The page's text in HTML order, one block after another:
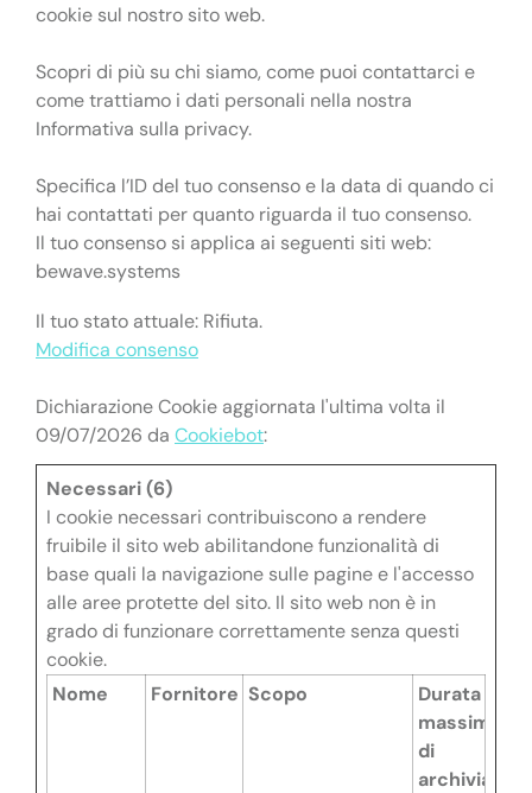
cookie sul nostro sito web.
Scopri di più su chi siamo, come puoi contattarci e
come trattiamo i dati personali nella nostra
Informativa sulla privacy.
Specifica l’ID del tuo consenso e la data di quando ci
hai contattati per quanto riguarda il tuo consenso.
Il tuo consenso si applica ai seguenti siti web:
bewave.systems
Il tuo stato attuale: Rifiuta.
Modifica consenso
Dichiarazione Cookie aggiornata l'ultima volta il
09/07/2026 da Cookiebot:
Necessari (6)
I cookie necessari contribuiscono a rendere
fruibile il sito web abilitandone funzionalità di
base quali la navigazione sulle pagine e l'accesso
alle aree protette del sito. Il sito web non è in
grado di funzionare correttamente senza questi
cookie.
Nome
Fornitore Scopo
Durata
massima
di